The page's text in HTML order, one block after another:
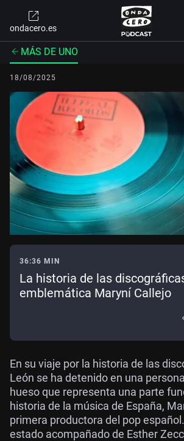
ondacero.es
MÁS DE UNO
18/08/2025
36:36 MIN
La historia de las
emblemática Maryní Callejo
En su viaje por la historia de las
León se ha detenido en una
hueso que representa una parte
historia de la música de España,
primera productora del pop
estado acompañado de Esther